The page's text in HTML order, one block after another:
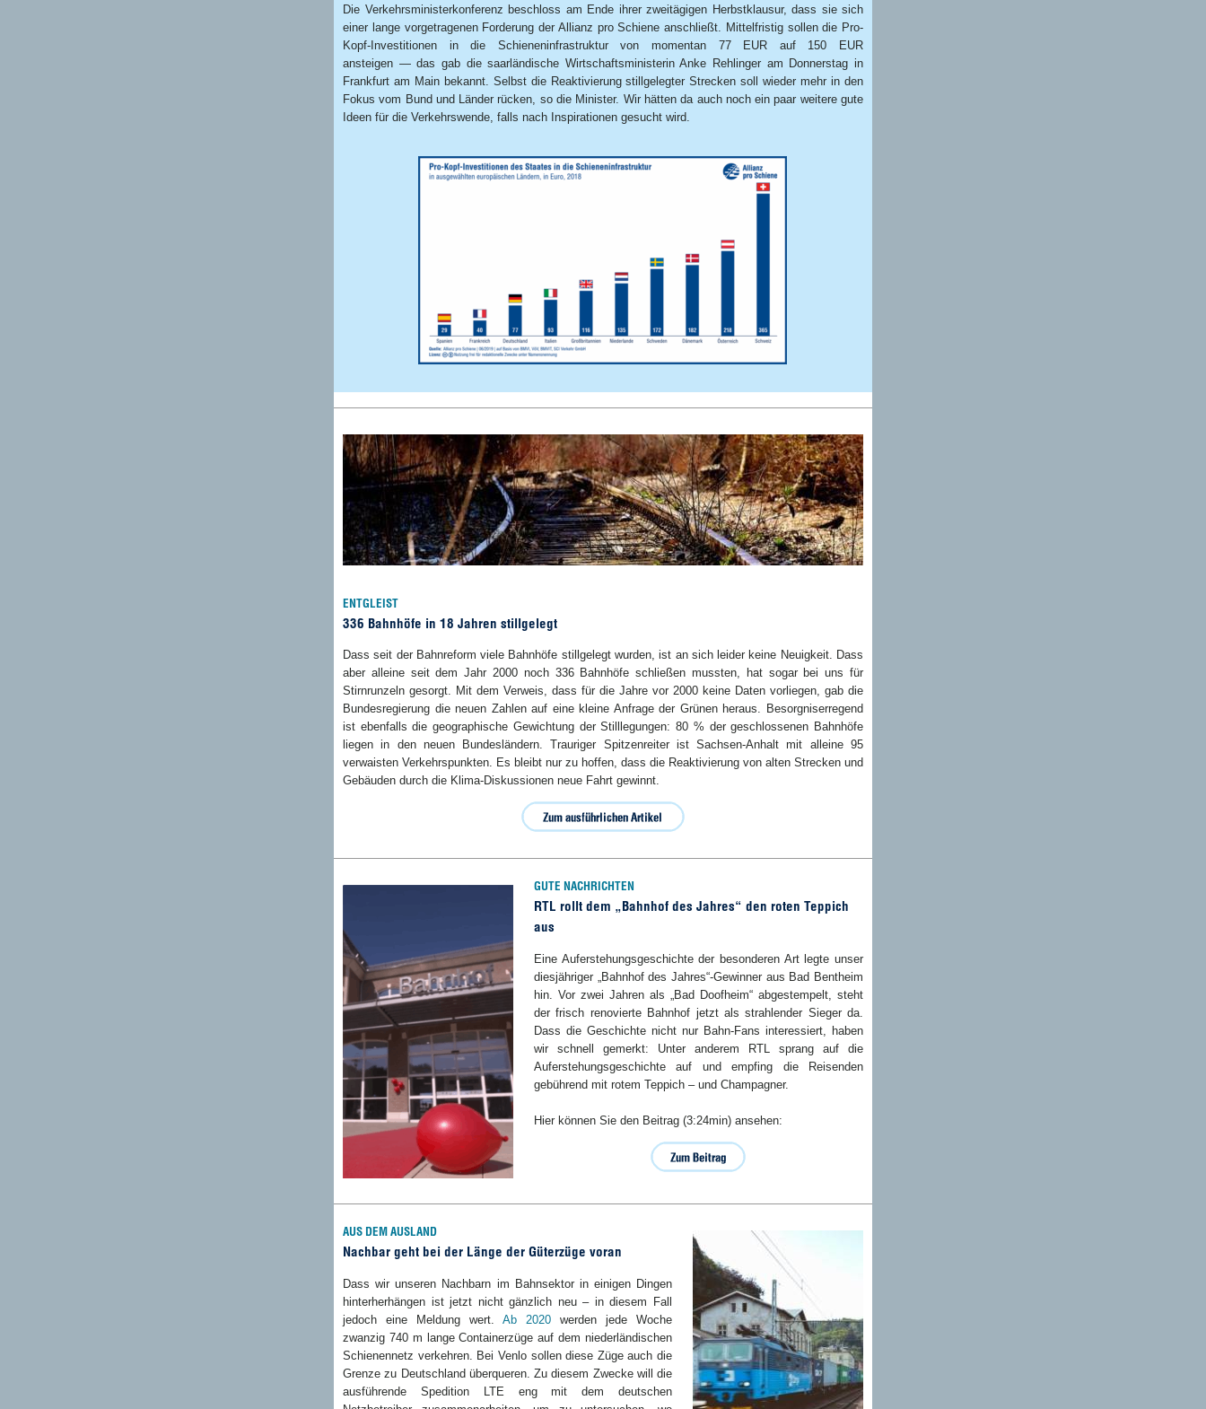
Die Verkehrsministerkonferenz beschloss am Ende ihrer zweitägigen Herbstklausur, dass sie sich
einer lange vorgetragenen Forderung der Allianz pro Schiene anschließt. Mittelfristig sollen die Pro-
Kopf-Investitionen in die Schieneninfrastruktur von momentan 77 EUR auf 150 EUR
ansteigen — das gab die saarländische Wirtschaftsministerin Anke Rehlinger am Donnerstag in
Frankfurt am Main bekannt. Selbst die Reaktivierung stillgelegter Strecken soll wieder mehr in den
Fokus vom Bund und Länder rücken, so die Minister. Wir hätten da auch noch ein paar weitere gute
Ideen für die Verkehrswende, falls nach Inspirationen gesucht wird.
ENTGLEIST
336 Bahnhöfe in 18 Jahren stillgelegt
Dass seit der Bahnreform viele Bahnhöfe stillgelegt wurden, ist an sich leider keine Neuigkeit. Dass
aber alleine seit dem Jahr 2000 noch 336 Bahnhöfe schließen mussten, hat sogar bei uns für
Stirnrunzeln gesorgt. Mit dem Verweis, dass für die Jahre vor 2000 keine Daten vorliegen, gab die
Bundesregierung die neuen Zahlen auf eine kleine Anfrage der Grünen heraus. Besorgniserregend
ist ebenfalls die geographische Gewichtung der Stilllegungen: 80 % der geschlossenen Bahnhöfe
liegen in den neuen Bundesländern. Trauriger Spitzenreiter ist Sachsen-Anhalt mit alleine 95
verwaisten Verkehrspunkten. Es bleibt nur zu hoffen, dass die Reaktivierung von alten Strecken und
Gebäuden durch die Klima-Diskussionen neue Fahrt gewinnt.
GUTE NACHRICHTEN
RTL rollt dem „Bahnhof des Jahres“ den roten Teppich
aus
Eine Auferstehungsgeschichte der besonderen Art legte unser
diesjähriger „Bahnhof des Jahres“-Gewinner aus Bad Bentheim
hin. Vor zwei Jahren als „Bad Doofheim“ abgestempelt, steht
der frisch renovierte Bahnhof jetzt als strahlender Sieger da.
Dass die Geschichte nicht nur Bahn-Fans interessiert, haben
wir schnell gemerkt: Unter anderem RTL sprang auf die
Auferstehungsgeschichte auf und empfing die Reisenden
gebührend mit rotem Teppich – und Champagner.
Hier können Sie den Beitrag (3:24min) ansehen:
AUS DEM AUSLAND
Nachbar geht bei der Länge der Güterzüge voran
Dass wir unseren Nachbarn im Bahnsektor in einigen Dingen
hinterherhängen ist jetzt nicht gänzlich neu – in diesem Fall
jedoch eine Meldung wert. Ab 2020 werden jede Woche
zwanzig 740 m lange Containerzüge auf dem niederländischen
Schienennetz verkehren. Bei Venlo sollen diese Züge auch die
Grenze zu Deutschland überqueren. Zu diesem Zwecke will die
ausführende Spedition LTE eng mit dem deutschen